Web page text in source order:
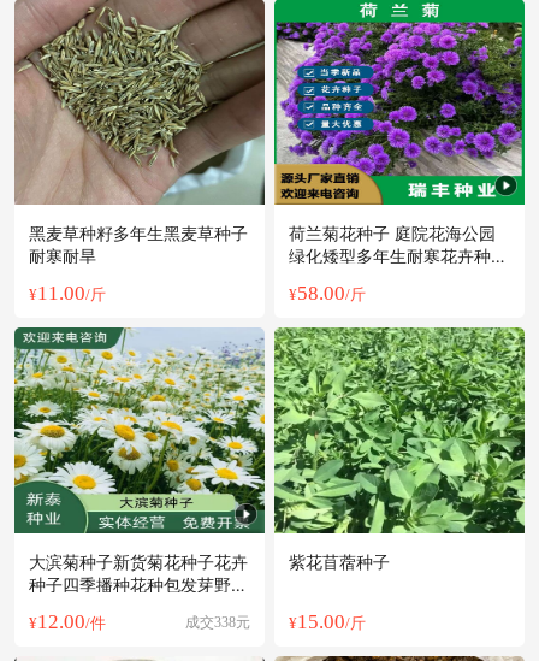
黑麦草种籽多年生黑麦草种子
耐寒耐旱
¥11.00/斤
荷兰菊花种子 庭院花海公园
绿化矮型多年生耐寒花卉种子
¥58.00/斤
大滨菊种子新货菊花种子花卉
种子四季播种花种包发芽野菊
¥12.00/件 成交338元
紫花苜蓿种子
¥15.00/斤